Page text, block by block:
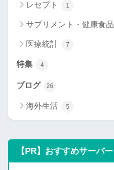
レセプト 1
サプリメント・健康食品
医療統計 7
特集 4
ブログ 26
海外生活 5
【PR】おすすめサーバー